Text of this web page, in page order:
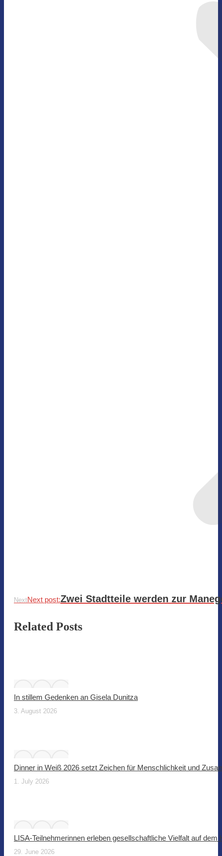
NextNext post:Zwei Stadtteile werden zur
Related Posts
In stillem Gedenken an Gisela Dunitza
3. August 2026
Dinner in Weiß 2026 setzt Zeichen für Menschlichkeit und
1. July 2026
LISA-Teilnehmerinnen erleben gesellschaftliche Vielfalt auf dem
29. June 2026